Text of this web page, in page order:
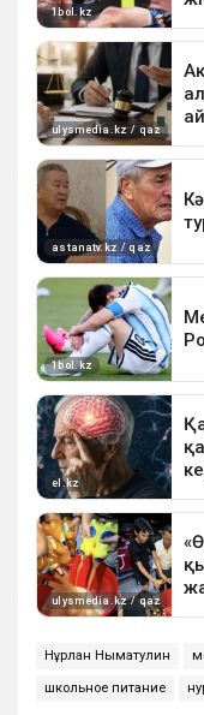
Нұрлан Нығматулин
школьное питание